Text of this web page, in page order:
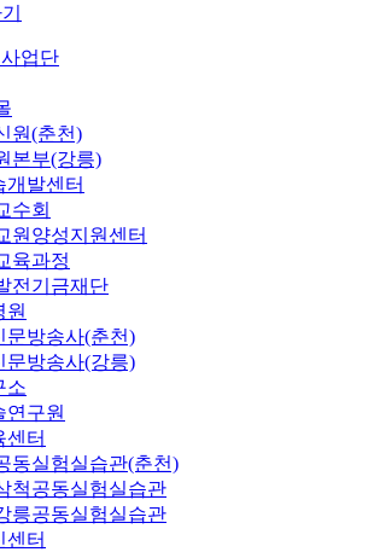
업단
원(춘천)
본부(강릉)
개발센터
수회
원양성지원센터
육과정
전기금재단
원
문방송사(춘천)
문방송사(강릉)
소
연구원
센터
동실험실습관(춘천)
척공동실험실습관
릉공동실험실습관
센터